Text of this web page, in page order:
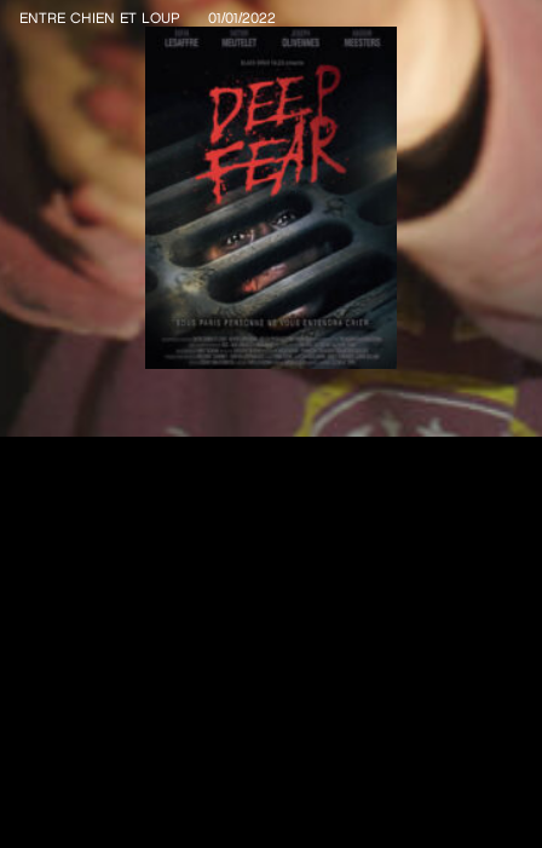
ENTRE CHIEN ET LOUP
01/01/2022